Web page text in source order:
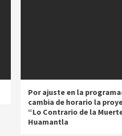
Por ajuste en la
cambia de horario la
“Lo Contrario de la
Huamantla